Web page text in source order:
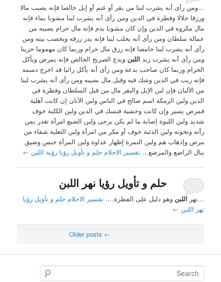
…ومن رأى أنه يشرب لبنا من بقر أو غنم أو إبل خالصا فإنه يصيب مالا
ورزقا حلالا وفطرة في الدين ومن رأى أنه يشرب لبنا مشوبا بماء فإنه
مال مكروه في الدين وإن كان مشوبا بدم فإنه مال حرام يصيبه من
عمالة سلطان ومن رأى أنه يحلب لبنا فإنه يدر رزقه ويخصب بيته ومن
رأى أنه يشرب لبنا حامضا فإنه رزق مال حرام وربما كان مهموما حزينا
ومن رأى أنه يشرب زبد اللبن ويدع الصريح الخالص فإنه يمرض ويأكل
الحرام وربما كان صاحب بدعة ومن رأى أنه يأكل رائبا قد اخرج دسمه
فإنه ريب في الدين وشك فيه وقيل مال يصيبه ومن رأى أنه يشرب لبنا
من الألبان فإن لبن الإبل والبقر مال من قبل السلطان وفطرة في
الدين ولبن الرمكة اسم صالح في الناس ولبن الأتان إن كانت أهلية
فمرض يسير وإن كانت وحشية فنسك في الدين ولبن الكلبة خوف
شديد ولبن اللبوة إصابة ما لم يكن يرجى ولبن الضبع امرأة تغدر بمن
رأته وتخونه ولبن الذئبة خوف أو مكر من امرأة ولبن الثعلبة شفاء من
مرض وإذهاب هم ولبن النمرة إظهار عداوة ولبن المرأة حبس وضيق
ينال الراضع والمرضع…تفسير الاحلام حلم و تأويل رؤيا رؤية اللبن ←
حلم و تأويل رؤيا نهر اللبن
…نهر اللبن وهو دليل على الفطرة….تفسير الاحلام حلم و تأويل رؤيا
نهر اللبن ←
←
Search